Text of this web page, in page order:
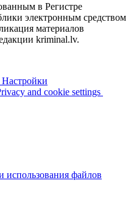
в Регистре
электронным средством
материалов
kriminal.lv.
Настройки
and cookie settings
использования файлов